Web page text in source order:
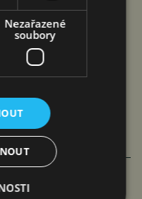
EVROPOU
10. 6. 2024
Nezařazené
soubory